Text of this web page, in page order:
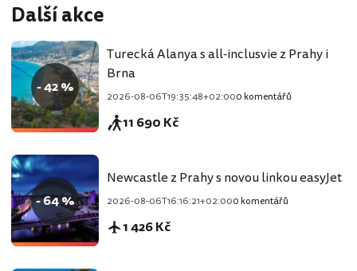
Další akce
- 42 %
Turecká Alanya s all-inclusvie z Prahy i
Brna
2026-08-06T19:35:48+02:000 komentářů
11 690 Kč
- 64 %
Newcastle z Prahy s novou linkou easyJet
2026-08-06T16:16:21+02:000 komentářů
1 426 Kč